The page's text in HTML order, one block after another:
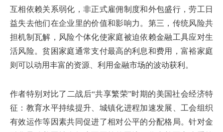
互相依赖关系弱化，非正式雇佣制度和外包盛行，劳工日
益失去他们在企业里的价值和影响力。第三，传统风险共
担机制瓦解，风险个体化使家庭被迫依赖金融工具应对生
活风险。贫困家庭通常支付最高的利息和费用，富裕家庭
则可以动用丰富的资源、利用金融市场的波动获利。
作者特别对比了二战后“共享繁荣”时期的美国社会经济特
征：教育水平持续提升、城镇化进程加速发展、工会组织
有效运作等因素共同促进了相对公平的分配格局。针对金